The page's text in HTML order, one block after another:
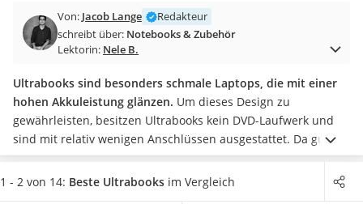
Diascanner
Laser-Multifunktionsdrucker
Powerstation mit Solarpanel
Gaming-PC
Soundbar
17-Zoll-Laptop
Satellitenschüssel
Gaming-Headset
Von: Jacob Lange
Redakteur
schreibt über: Notebooks & Zubehör
Lektorin: Nele B.
Ultrabooks sind besonders schmale Laptops, die mit einer
hohen Akkuleistung glänzen. Um dieses Design zu
gewährleisten, besitzen Ultrabooks kein DVD-Laufwerk und
sind mit relativ wenigen Anschlüssen ausgestattet. Da gute
Hardware relativ große und schwer ist, beschränken sich die
Hersteller meistens auf eine eher einfache Technik, die
1 - 2 von 14: Beste Ultrabooks im Vergleich